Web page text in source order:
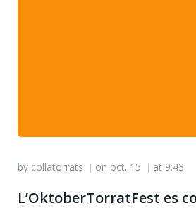
by collatorrats | on oct. 15 | at 9:43
L’OktoberTorratFest es